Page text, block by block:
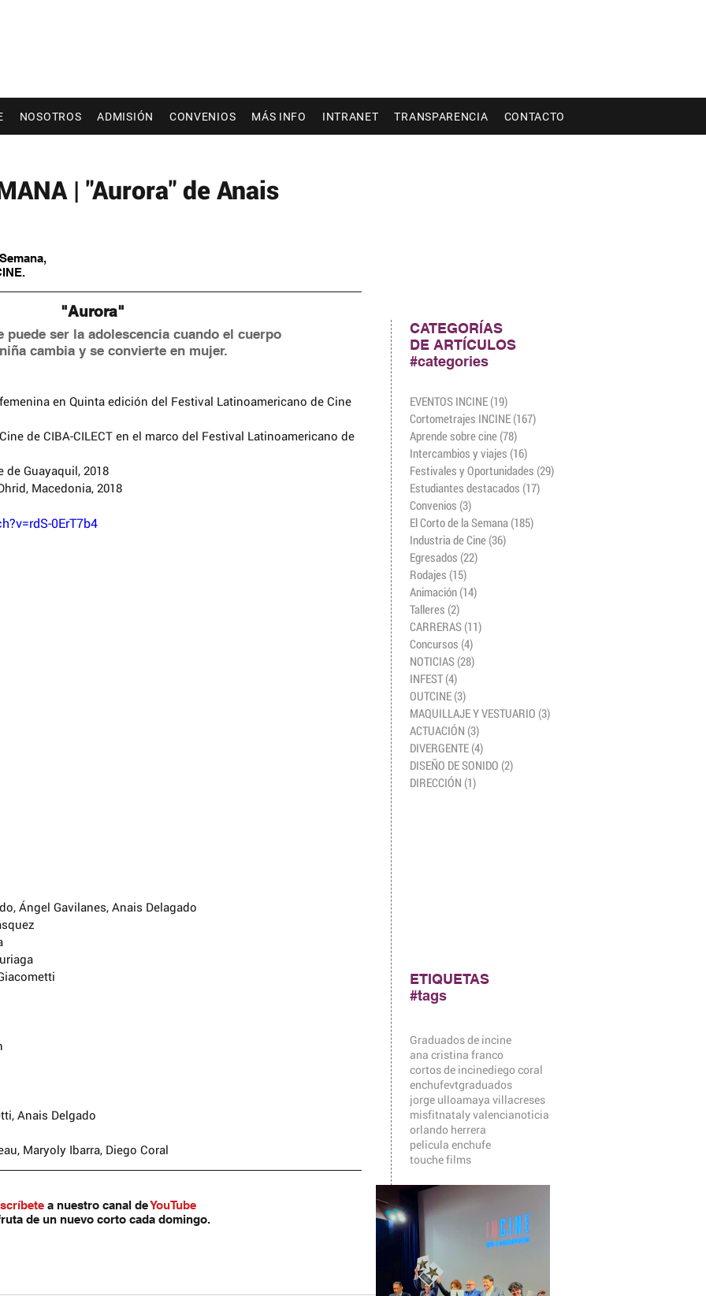
NOSOTROS ADMISIÓN CONVENIOS MÁS INFO INTRANET TRANSPARENCIA CONTACTO
CATEGORÍAS
DE ARTÍCULOS
#categories
EVENTOS INCINE (19)
Cortometrajes INCINE (167)
Aprende sobre cine (78)
Intercambios y viajes (16)
Festivales y Oportunidades (29)
Estudiantes destacados (17)
Convenios (3)
El Corto de la Semana (185)
Industria de Cine (36)
Egresados (22)
Rodajes (15)
Animación (14)
Talleres (2)
CARRERAS (11)
Concursos (4)
NOTICIAS (28)
INFEST (4)
OUTCINE (3)
MAQUILLAJE Y VESTUARIO (3)
ACTUACIÓN (3)
DIVERGENTE (4)
DISEÑO DE SONIDO (2)
DIRECCIÓN (1)
ETIQUETAS
#tags
Graduados de incine
ana cristina franco
cortos de incinediego coral
enchufevtgraduados
jorge ulloamaya villacreses
misfitnataly valencianoticia
orlando herrera
pelicula enchufe
touche films
ni de las posibles obras
hacer con una licencia igual a la
| "Aurora" de Anais
"Aurora"
puede ser la adolescencia cuando el cuerpo
cambia y se convierte en mujer.
Guayaquil, 2018
Macedonia, 2018
0ErT7b4
Ángel Gavilanes, Anais Delagado
Anais Delgado
Maryoly Ibarra, Diego Coral
a nuestro canal de YouTube
de un nuevo corto cada domingo.